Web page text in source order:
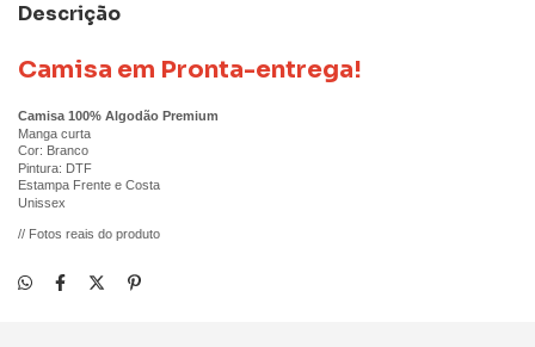
Descrição
Camisa em Pronta-entrega!
Camisa 100% Algodão Premium
Manga curta
Cor: Branco
Pintura: DTF
Estampa Frente e Costa
Unissex
// Fotos reais do produto